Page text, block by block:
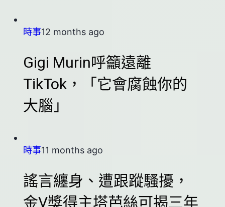
時事12 months ago
Gigi Murin呼籲遠離
TikTok，「它會腐蝕你的
大腦」
時事11 months ago
謠言纏身、遭跟蹤騷擾，